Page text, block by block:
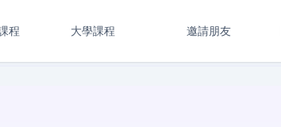
程 大學課程 邀請朋友